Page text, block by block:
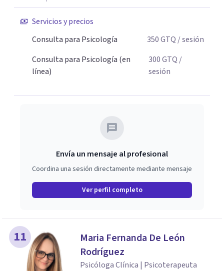
sufrimiento no es un error ni algo por lo que debas
avergonzarte. Eres una persona única e irrepetible, con
capacidades y potenciales innatos y naturales para
descubriremos estas capacidades para saber de lo que
eres capaz y a qué estás llamado en esta vida.
Servicios y precios
Consulta para Psicología
350GTQ / sesión
Consulta para Psicología (en
línea)
300GTQ /
sesión
Envía un mensaje al profesional
Coordina una sesión directamente mediante mensaje
Ver perfil completo
11
Maria Fernanda De León
Rodríguez
Psicóloga Clínica | Psicoterapeuta